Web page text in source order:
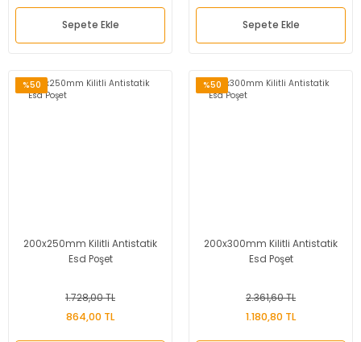
Sepete Ekle Sepete Ekle
%50
200x250mm Kilitli Antistatik
Esd Poşet
1.728,00 TL
864,00 TL
%50
200x300mm Kilitli Antistatik
Esd Poşet
2.361,60 TL
1.180,80 TL